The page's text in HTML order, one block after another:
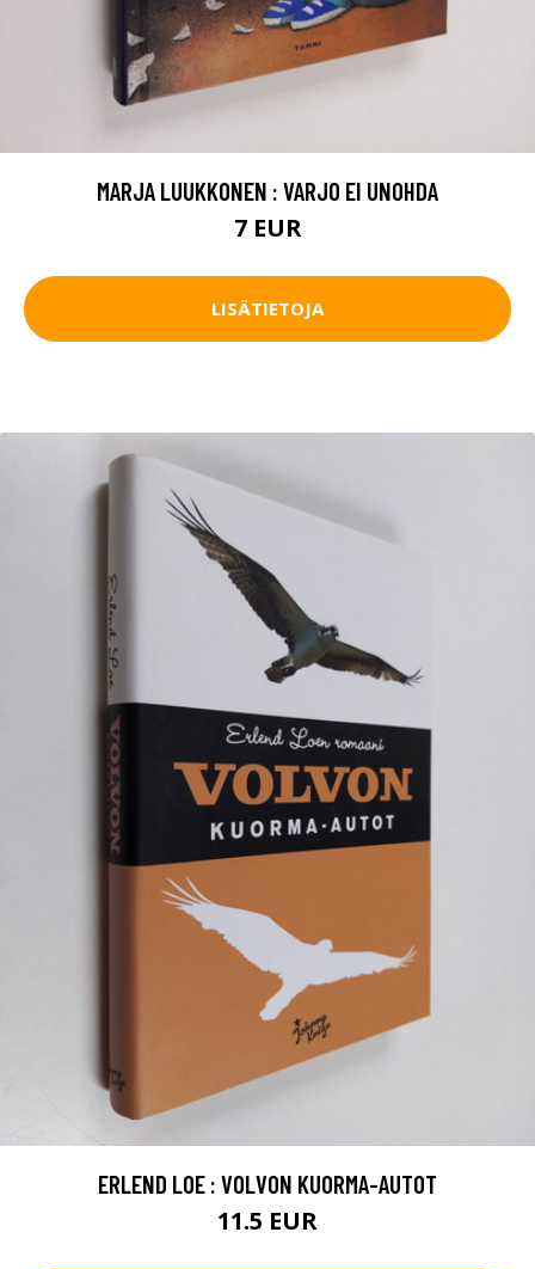
MARJA LUUKKONEN : VARJO EI UNOHDA
7 EUR
LISÄTIETOJA
ERLEND LOE : VOLVON KUORMA-AUTOT
11.5 EUR